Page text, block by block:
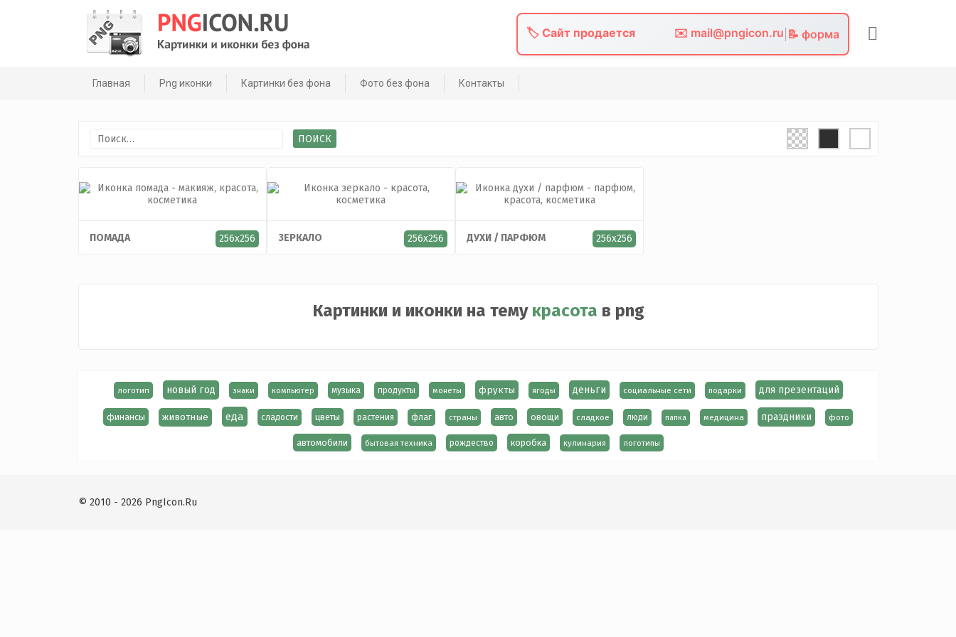
🏷️ Сайт продается ✉️ mail@pngicon.ru 📝 форма
Главная Png иконки Картинки без фона Фото без фона Контакты
Найти:
ПОМАДА 256x256 ЗЕРКАЛО 256x256 ДУХИ / ПАРФЮМ 256x256
Картинки и иконки на тему красота в png
логотип новый год знаки компьютер музыка продукты монеты фрукты ягоды деньги социальные сети подарки для презентаций
финансы животные еда сладости цветы растения флаг страны авто овощи сладкое люди папка медицина праздники фото
автомобили бытовая техника рождество коробка кулинария логотипы
© 2010 - 2026 PngIcon.Ru